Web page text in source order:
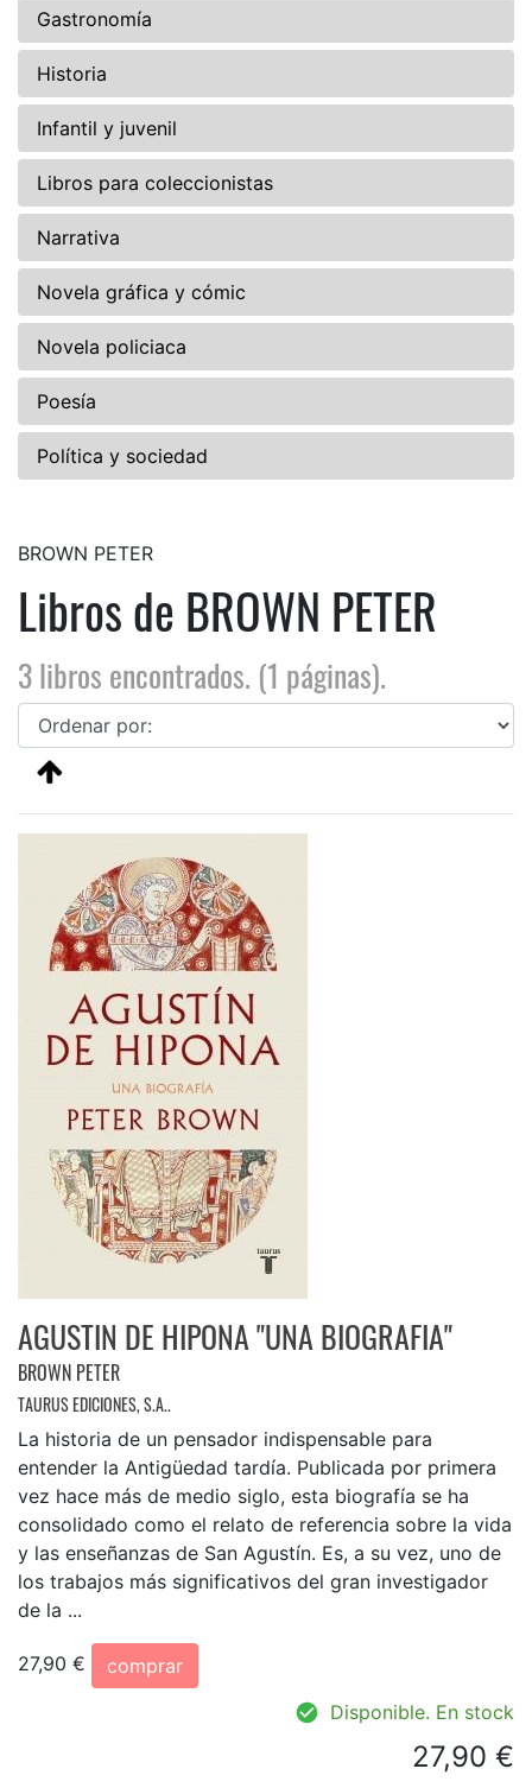
Gastronomía
Historia
Infantil y juvenil
Libros para coleccionistas
Narrativa
Novela gráfica y cómic
Novela policiaca
Poesía
Política y sociedad
BROWN PETER
Libros de BROWN PETER
3 libros encontrados. (1 páginas).
AGUSTIN DE HIPONA "UNA BIOGRAFIA"
BROWN PETER
TAURUS EDICIONES, S.A..
La historia de un pensador indispensable para
entender la Antigüedad tardía. Publicada por primera
vez hace más de medio siglo, esta biografía se ha
consolidado como el relato de referencia sobre la vida
y las enseñanzas de San Agustín. Es, a su vez, uno de
los trabajos más significativos del gran investigador
de la ...
27,90 €
comprar
Disponible. En stock
27,90 €